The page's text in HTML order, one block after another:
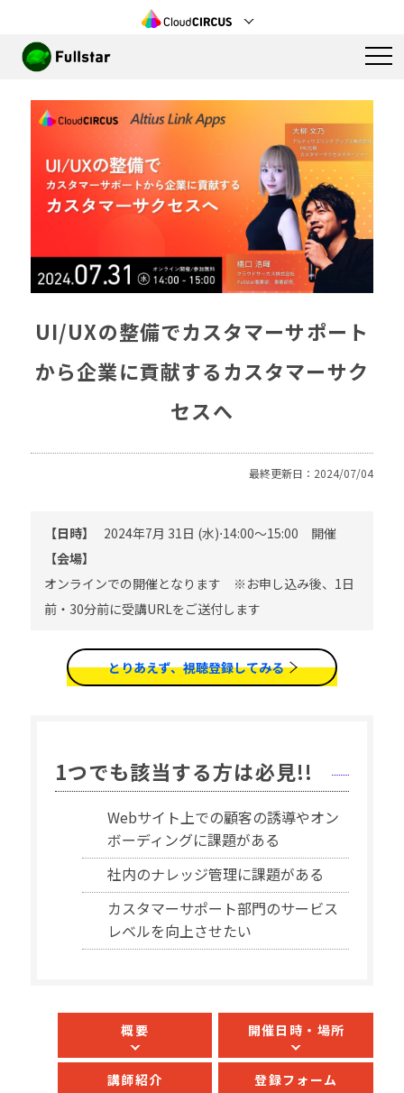
UI/UXの整備でカスタマーサポート
から企業に貢献するカスタマーサク
セスへ
最終更新日：2024/07/04
【日時】
2024年7月 31日 (水)⋅14:00～15:00 開催
【会場】
オンラインでの開催となります ※お申し込み後、1日
前・30分前に受講URLをご送付します
とりあえず、視聴登録してみる
1つでも該当する方は必見!!
Webサイト上での顧客の誘導やオン
ボーディングに課題がある
社内のナレッジ管理に課題がある
カスタマーサポート部門のサービス
レベルを向上させたい
概要 開催日時・場所
講師紹介 登録フォーム